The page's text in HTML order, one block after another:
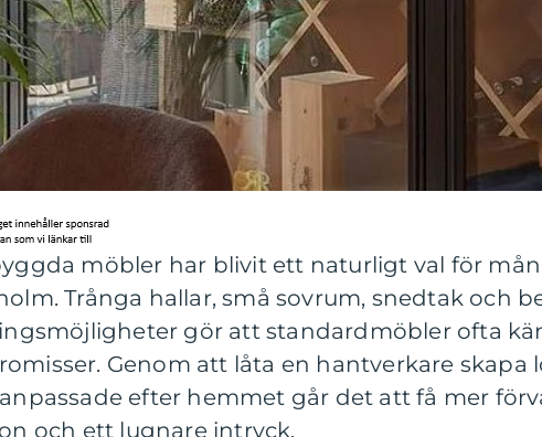
möbler har blivit ett naturligt val för
Trånga hallar, små sovrum, snedtak och
gör att standardmöbler ofta
Genom att låta en hantverkare skapa
efter hemmet går det att få mer
och ett lugnare intryck.